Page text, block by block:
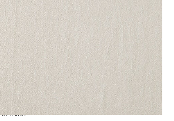
ファブリック雑貨
インテリア雑貨・その他
家具シリーズ一覧
新商品